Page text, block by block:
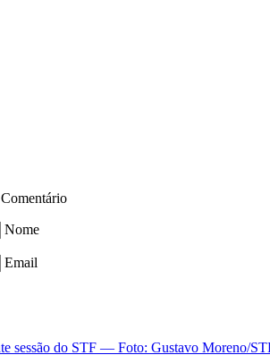
Comentário
Nome
Email